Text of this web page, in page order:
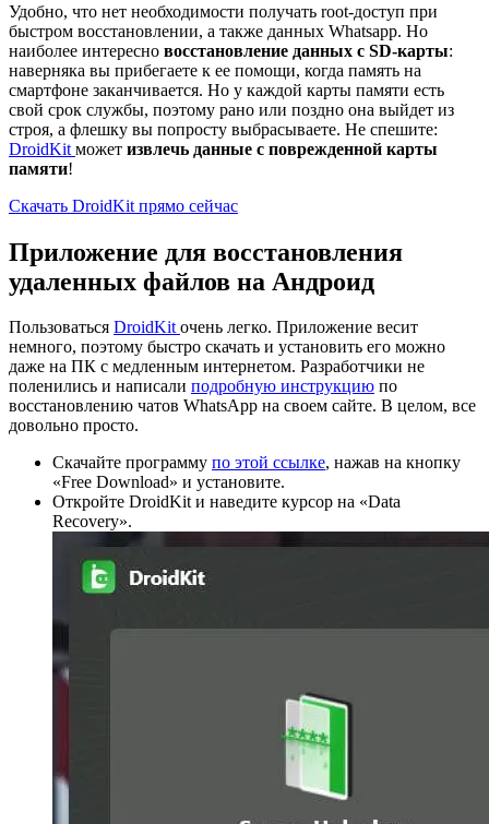
Удобно, что нет необходимости получать root-доступ при
быстром восстановлении, а также данных Whatsapp. Но
наиболее интересно восстановление данных с SD-карты:
наверняка вы прибегаете к ее помощи, когда память на
смартфоне заканчивается. Но у каждой карты памяти есть
свой срок службы, поэтому рано или поздно она выйдет из
строя, а флешку вы попросту выбрасываете. Не спешите:
DroidKit может извлечь данные с поврежденной карты
памяти!
Скачать DroidKit прямо сейчас
Приложение для восстановления
удаленных файлов на Андроид
Пользоваться DroidKitочень легко. Приложение весит
немного, поэтому быстро скачать и установить его можно
даже на ПК с медленным интернетом. Разработчики не
поленились и написали подробную инструкцию по
восстановлению чатов WhatsApp на своем сайте. В целом, все
довольно просто.
Скачайте программу по этой ссылке, нажав на кнопку
«Free Download» и установите.
Откройте DroidKit и наведите курсор на «Data
Recovery».